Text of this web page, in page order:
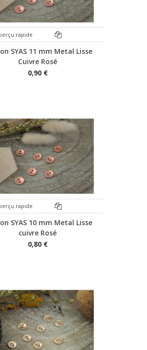
rapide
SYAS 11 mm Metal Lisse
Cuivre Rosé
0,90 €
rapide
SYAS 10 mm Metal Lisse
cuivre Rosé
0,80 €